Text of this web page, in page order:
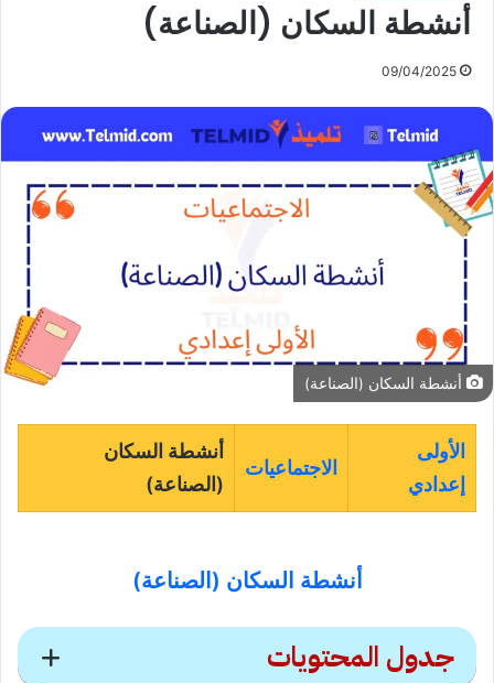
أنشطة السكان (الصناعة)
09/04/2025
أنشطة السكان (الصناعة)
الأولى
إعدادي
الاجتماعيات
أنشطة السكان
(الصناعة)
أنشطة السكان (الصناعة)
جدول المحتويات